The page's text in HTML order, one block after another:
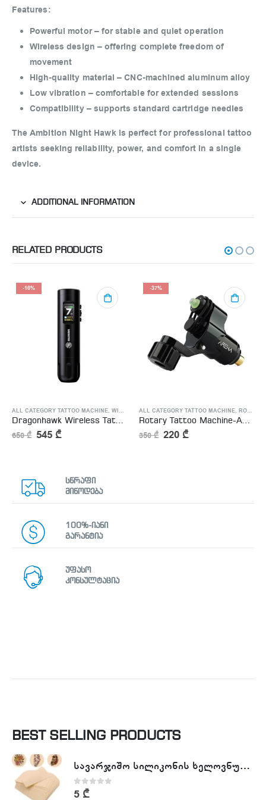
Features:
Powerful motor– for stable and quiet operation
Wireless design – offering complete freedom of
movement
High-quality material – CNC-machined aluminum alloy
Low vibration – comfortable for extended sessions
Compatibility– supports standard cartridge needles
TheAmbition Night Hawkis perfect for professional tattoo
artists seeking reliability, power, and comfort in a single
device.
ADDITIONAL INFORMATION
RELATED PRODUCTS
-16%
ALL CATEGORY TATTOO MACHINE, WIRELESS TATTOO MACHINE
Dragonhawk Wireless Tattoo Pen Machine Brushless Motor with 3.5MM Stroke Smart Screen | X7
650₾ 545 ₾
-37%
ALL CATEGORY TATTOO MACHINE, ROTARY TATTOO MACHINE
Rotary Tattoo Machine-Arena Cycle
350₾ 220 ₾
სწრაფი
მიწოდება
100%-იანი
გარანტია
უფასო
კონსულტაცია
BEST SELLING PRODUCTS
სავარჯიშო სილიკონის ხელოვნური კანი - Tattoo Practike skin
0out of 5
5 ₾